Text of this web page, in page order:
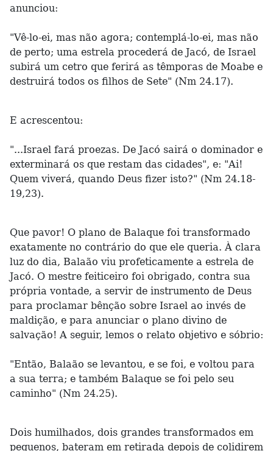
anunciou:
"Vê-lo-ei, mas não agora; contemplá-lo-ei, mas não
de perto; uma estrela procederá de Jacó, de Israel
subirá um cetro que ferirá as têmporas de Moabe e
destruirá todos os filhos de Sete" (Nm 24.17).
E acrescentou:
"...Israel fará proezas. De Jacó sairá o dominador e
exterminará os que restam das cidades", e: "Ai!
Quem viverá, quando Deus fizer isto?" (Nm 24.18-
19,23).
Que pavor! O plano de Balaque foi transformado
exatamente no contrário do que ele queria. À clara
luz do dia, Balaão viu profeticamente a estrela de
Jacó. O mestre feiticeiro foi obrigado, contra sua
própria vontade, a servir de instrumento de Deus
para proclamar bênção sobre Israel ao invés de
maldição, e para anunciar o plano divino de
salvação! A seguir, lemos o relato objetivo e sóbrio:
"Então, Balaão se levantou, e se foi, e voltou para
a sua terra; e também Balaque se foi pelo seu
caminho" (Nm 24.25).
Dois humilhados, dois grandes transformados em
pequenos, bateram em retirada depois de colidirem